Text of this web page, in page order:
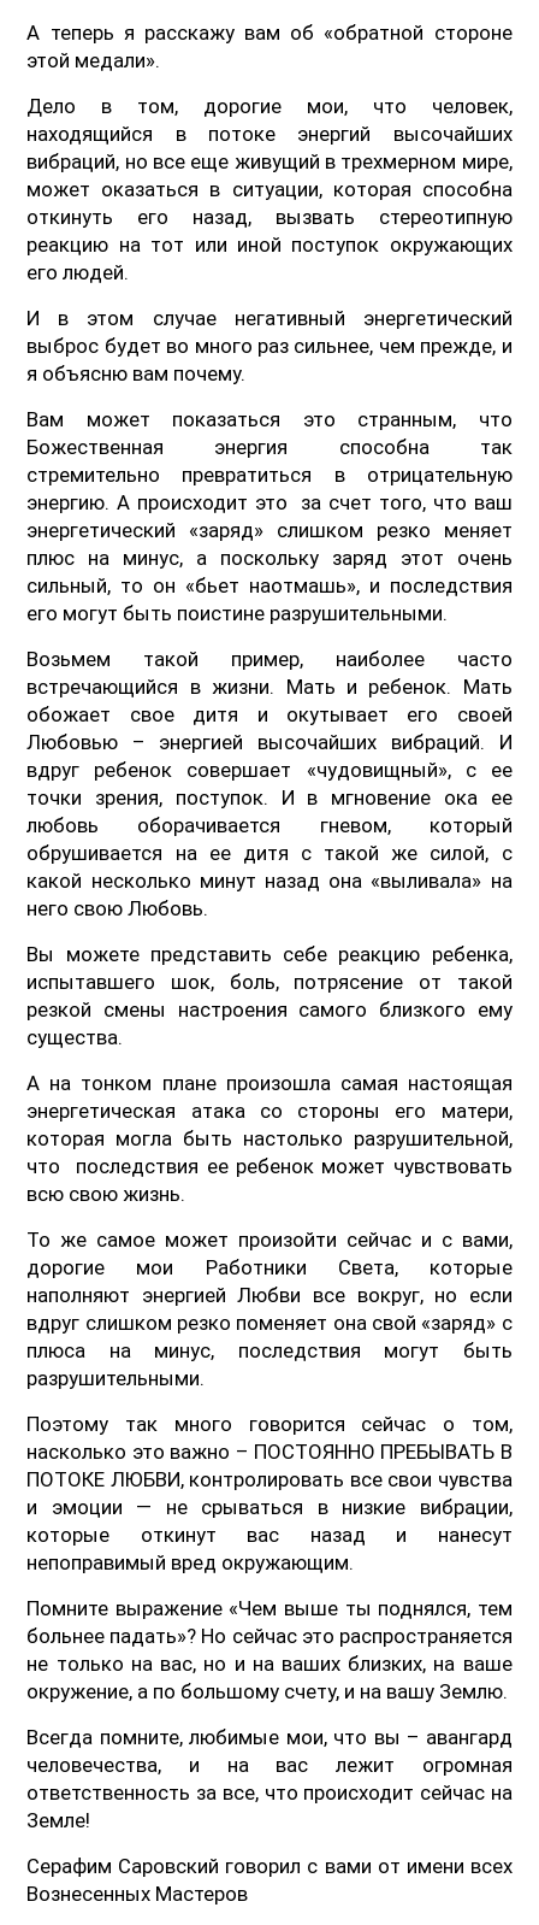
А теперь я расскажу вам об «обратной стороне
этой медали».
Дело в том, дорогие мои, что человек,
находящийся в потоке энергий высочайших
вибраций, но все еще живущий в трехмерном мире,
может оказаться в ситуации, которая способна
откинуть его назад, вызвать стереотипную
реакцию на тот или иной поступок окружающих
его людей.
И в этом случае негативный энергетический
выброс будет во много раз сильнее, чем прежде, и
я объясню вам почему.
Вам может показаться это странным, что
Божественная энергия способна так
стремительно превратиться в отрицательную
энергию. А происходит это за счет того, что ваш
энергетический «заряд» слишком резко меняет
плюс на минус, а поскольку заряд этот очень
сильный, то он «бьет наотмашь», и последствия
его могут быть поистине разрушительными.
Возьмем такой пример, наиболее часто
встречающийся в жизни. Мать и ребенок. Мать
обожает свое дитя и окутывает его своей
Любовью – энергией высочайших вибраций. И
вдруг ребенок совершает «чудовищный», с ее
точки зрения, поступок. И в мгновение ока ее
любовь оборачивается гневом, который
обрушивается на ее дитя с такой же силой, с
какой несколько минут назад она «выливала» на
него свою Любовь.
Вы можете представить себе реакцию ребенка,
испытавшего шок, боль, потрясение от такой
резкой смены настроения самого близкого ему
существа.
А на тонком плане произошла самая настоящая
энергетическая атака со стороны его матери,
которая могла быть настолько разрушительной,
что последствия ее ребенок может чувствовать
всю свою жизнь.
То же самое может произойти сейчас и с вами,
дорогие мои Работники Света, которые
наполняют энергией Любви все вокруг, но если
вдруг слишком резко поменяет она свой «заряд» с
плюса на минус, последствия могут быть
разрушительными.
Поэтому так много говорится сейчас о том,
насколько это важно – ПОСТОЯННО ПРЕБЫВАТЬ В
ПОТОКЕ ЛЮБВИ, контролировать все свои чувства
и эмоции — не срываться в низкие вибрации,
которые откинут вас назад и нанесут
непоправимый вред окружающим.
Помните выражение «Чем выше ты поднялся, тем
больнее падать»? Но сейчас это распространяется
не только на вас, но и на ваших близких, на ваше
окружение, а по большому счету, и на вашу Землю.
Всегда помните, любимые мои, что вы – авангард
человечества, и на вас лежит огромная
ответственность за все, что происходит сейчас на
Земле!
Серафим Саровский говорил с вами от имени всех
Вознесенных Мастеров